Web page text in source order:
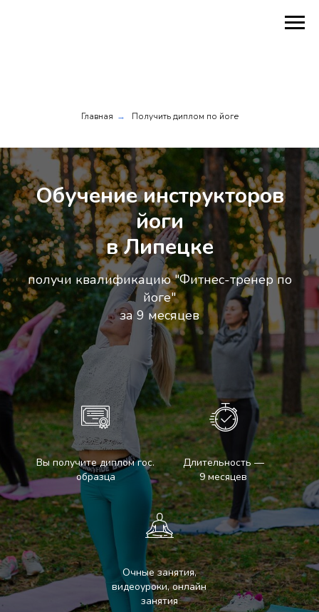
Главная → Получить диплом по йоге
Обучение инструкторов
йоги
в Липецке
получи квалификацию "Фитнес-тренер по
йоге"
за 9 месяцев
Вы получите диплом гос.
образца
Длительность —
9 месяцев
Очные занятия,
видеоуроки, онлайн
занятия